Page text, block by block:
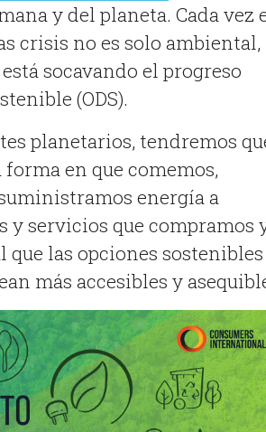
y del planeta. Cada vez
crisis no es solo ambiental,
socavando el progreso
(ODS).
planetarios, tendremos
en que comemos,
energía a
y servicios que compramos
que las opciones
más accesibles y